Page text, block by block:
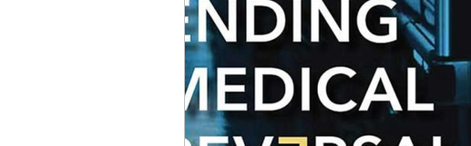
ACC Maio 2026 Abril 2026
Fevereiro 2026